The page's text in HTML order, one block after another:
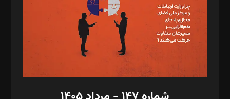
طراح یونیفرم: مجید توکلی
فیلمبرداری و عکاسی: امیر شفیعی، مانی لطفی زاده
گرافیک و صفحه‌آرایی: سید‌سبحان‌علی ثابت
مد‌یر توسعه تجاری: کامبیز برید‌
امور مالی: شاپور رهبری، محمد‌ کاظمی‌نیا